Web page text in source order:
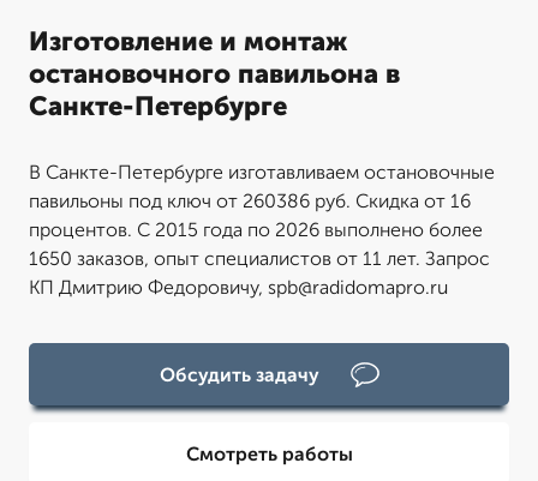
Изготовление и монтаж
остановочного павильона в
Санкте-Петербурге
В Санкте-Петербурге изготавливаем остановочные
павильоны под ключ от 260386 руб. Скидка от 16
процентов. С 2015 года по 2026 выполнено более
1650 заказов, опыт специалистов от 11 лет. Запрос
КП Дмитрию Федоровичу, spb@radidomapro.ru
Обсудить задачу
Смотреть работы